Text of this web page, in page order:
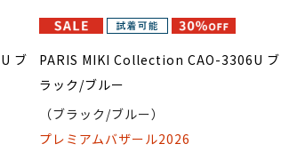
ブ
PARIS MIKI Collection CAO-3306U ブ
ラック/ブルー
（ブラック/ブルー）
プレミアムバザール2026